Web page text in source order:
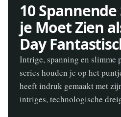
10
je Moet Zien
Day
Intrige, spanning en slimme
series houden je op het
heeft indruk gemaakt met
intriges, technologische